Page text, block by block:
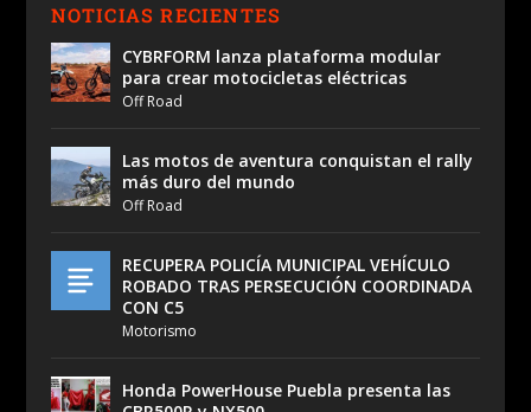
NOTICIAS RECIENTES
CYBRFORM lanza plataforma modular
para crear motocicletas eléctricas
Off Road
Las motos de aventura conquistan el rally
más duro del mundo
Off Road
RECUPERA POLICÍA MUNICIPAL VEHÍCULO
ROBADO TRAS PERSECUCIÓN COORDINADA
CON C5
Motorismo
Honda PowerHouse Puebla presenta las